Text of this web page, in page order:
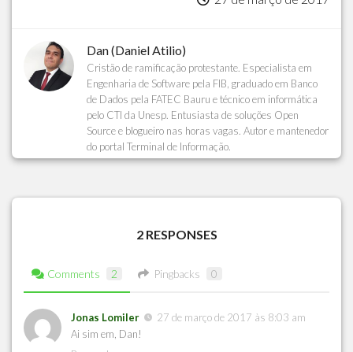
Dan (Daniel Atilio)
Cristão de ramificação protestante. Especialista em
Engenharia de Software pela FIB, graduado em Banco
de Dados pela FATEC Bauru e técnico em informática
pelo CTI da Unesp. Entusiasta de soluções Open
Source e blogueiro nas horas vagas. Autor e mantenedor
do portal Terminal de Informação.
2 RESPONSES
Comments 2 Pingbacks 0
Jonas Lomiler
27 de março de 2017 às 8:03 am
Ai sim em, Dan!